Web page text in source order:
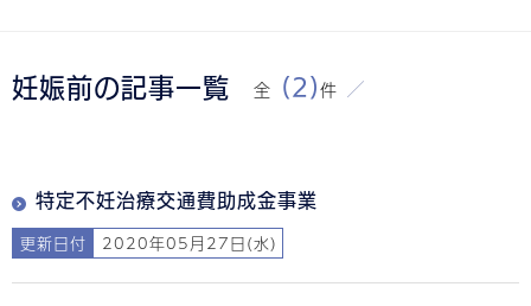
妊娠前の記事一覧 全 (2)件
特定不妊治療交通費助成金事業
更新日付 2020年05月27日(水)